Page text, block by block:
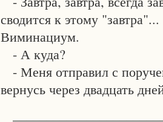
сводится к этому
Виминациум.
- А куда?
- Меня отправил с
вернусь через двадцать